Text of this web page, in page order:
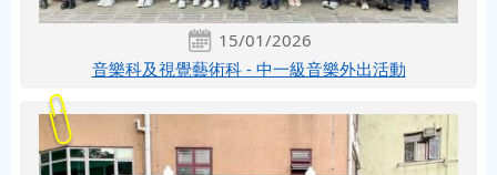
15/01/2026
音樂科及視覺藝術科 - 中一級音樂外出活動